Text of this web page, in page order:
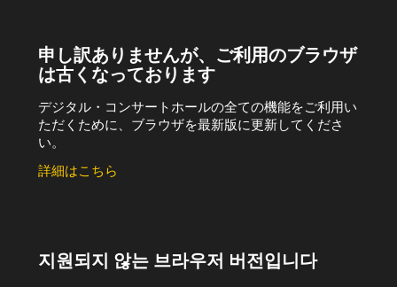
申し訳ありませんが、ご利用のブラウザ
は古くなっております
デジタル・コンサートホールの全ての機能をご利用い
ただくために、ブラウザを最新版に更新してくださ
い。
詳細はこちら
지원되지 않는 브라우저 버전입니다